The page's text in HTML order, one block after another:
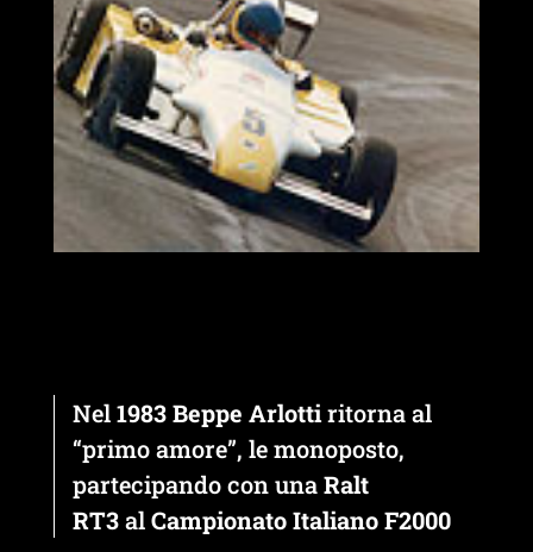
Nel1983 Beppe Arlottiritorna al
“primo amore”, le monoposto,
partecipando con unaRalt
RT3alCampionato Italiano F2000